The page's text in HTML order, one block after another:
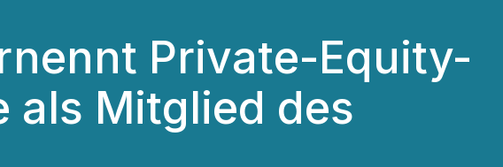
Private-Equity-
als Mitglied des